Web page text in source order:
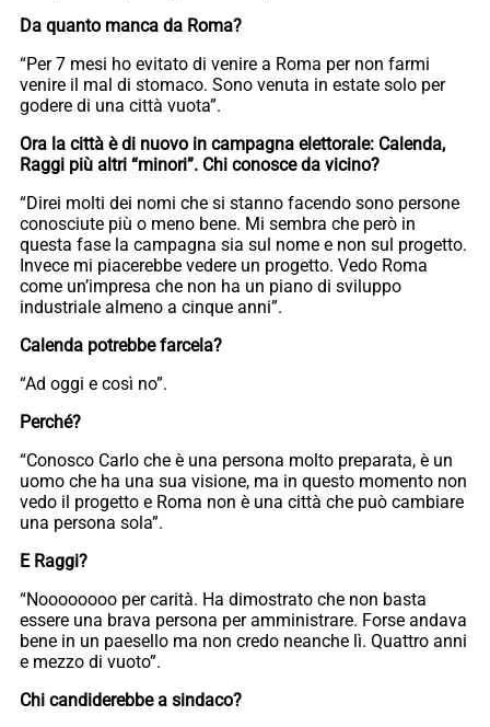
Da quanto manca da Roma?
“Per 7 mesi ho evitato di venire a Roma per non farmi
venire il mal di stomaco. Sono venuta in estate solo per
godere di una città vuota”.
Ora la città è di nuovo in campagna elettorale: Calenda,
Raggi più altri “minori”. Chi conosce da vicino?
“Direi molti dei nomi che si stanno facendo sono persone
conosciute più o meno bene. Mi sembra che però in
questa fase la campagna sia sul nome e non sul progetto.
Invece mi piacerebbe vedere un progetto. Vedo Roma
come un’impresa che non ha un piano di sviluppo
industriale almeno a cinque anni”.
Calenda potrebbe farcela?
“Ad oggi e così no”.
Perché?
“Conosco Carlo che è una persona molto preparata, è un
uomo che ha una sua visione, ma in questo momento non
vedo il progetto e Roma non è una città che può cambiare
una persona sola”.
E Raggi?
“Noooooooo per carità. Ha dimostrato che non basta
essere una brava persona per amministrare. Forse andava
bene in un paesello ma non credo neanche lì. Quattro anni
e mezzo di vuoto”.
Chi candiderebbe a sindaco?